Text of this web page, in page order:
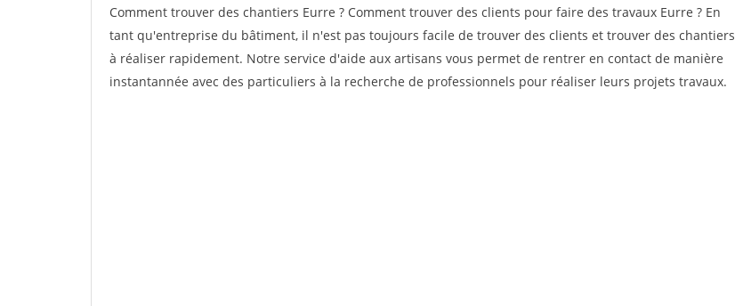
Comment trouver des chantiers Eurre ? Comment trouver des clients pour faire des travaux Eurre ? En
tant qu'entreprise du bâtiment, il n'est pas toujours facile de trouver des clients et trouver des chantiers
à réaliser rapidement. Notre service d'aide aux artisans vous permet de rentrer en contact de manière
instantannée avec des particuliers à la recherche de professionnels pour réaliser leurs projets travaux.